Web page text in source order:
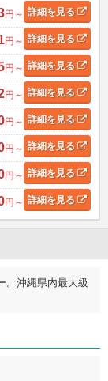
円～ 詳細を見る
円～ 詳細を見る
円～ 詳細を見る
円～ 詳細を見る
円～ 詳細を見る
円～ 詳細を見る
円～ 詳細を見る
円～ 詳細を見る
。沖縄県内最大級